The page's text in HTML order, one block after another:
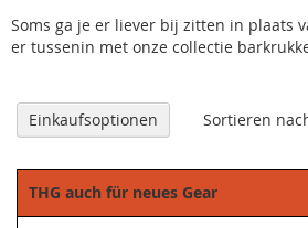
Soms ga je er liever bij zitten in plaats
er tussenin met onze collectie
Sortieren
Einkaufsoptionen
THG auch für neues Gear